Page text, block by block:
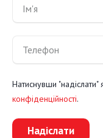
Натиснувши
конфіденційності.
Надіслати